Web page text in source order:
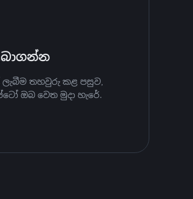
තහවුරු කළ පසුව,
ඔබ වෙත මුදා හැරේ.